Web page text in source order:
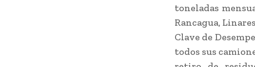
toneladas
Rancagua,
Clave de
todos sus